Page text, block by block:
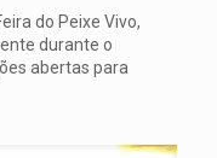
do Peixe Vivo,
durante o
abertas para